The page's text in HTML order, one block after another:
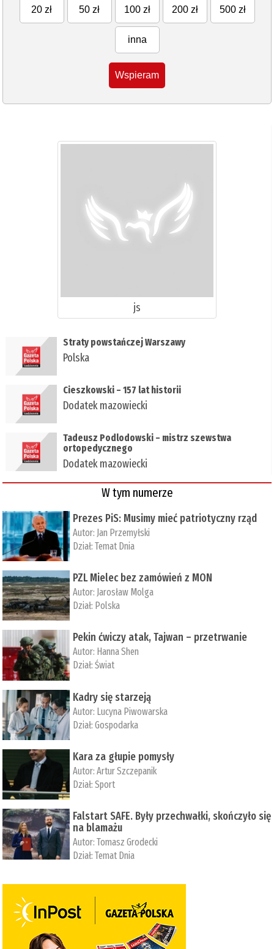
20 zł 50 zł 100 zł 200 zł 500 zł
inna
Wspieram
js
Straty powstańczej Warszawy
Polska
Cieszkowski – 157 lat historii
Dodatek mazowiecki
Tadeusz Podlodowski – mistrz szewstwa
ortopedycznego
Dodatek mazowiecki
W tym numerze
Prezes PiS: Musimy mieć patriotyczny rząd
Autor: Jan Przemyłski
Dział:Temat Dnia
PZL Mielec bez zamówień z MON
Autor: Jarosław Molga
Dział: Polska
Pekin ćwiczy atak, Tajwan – przetrwanie
Autor: ­Hanna Shen
Dział:Świat
Kadry się starzeją
Autor: Lucyna Piwowarska
Dział:Gospodarka
Kara za głupie pomysły
Autor:Artur Szczepanik
Dział:Sport
Falstart SAFE. Były przechwałki, skończyło się
na blamażu
Autor:Tomasz Grodecki
Dział:Temat Dnia